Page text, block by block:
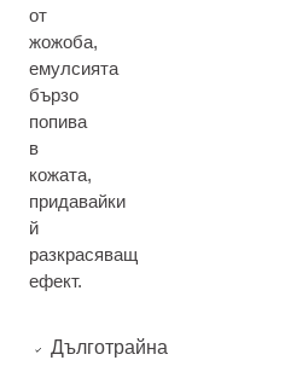
от
жожоба,
емулсията
бързо
попива
в
кожата,
придавайки
й
разкрасяващ
ефект.
Дълготрайна